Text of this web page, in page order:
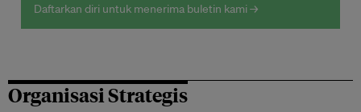
Daftarkan diri untuk menerima buletin kami →
Organisasi Strategis